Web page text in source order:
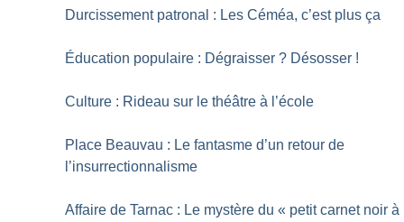
Durcissement patronal : Les Céméa, c’est plus ça
Éducation populaire : Dégraisser ? Désosser !
Culture : Rideau sur le théâtre à l’école
Place Beauvau : Le fantasme d’un retour de
l’insurrectionnalisme
Affaire de Tarnac : Le mystère du « petit carnet noir à